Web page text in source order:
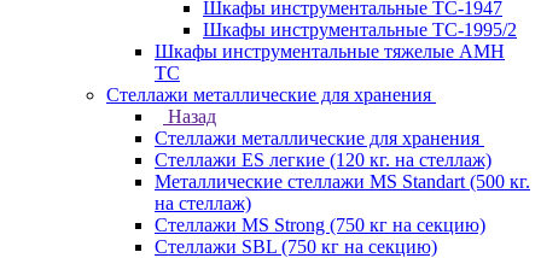
Шкафы инструментальные ТС-1947
Шкафы инструментальные ТС-1995/2
Шкафы инструментальные тяжелые AMH
TC
Стеллажи металлические для хранения
Назад
Стеллажи металлические для хранения
Стеллажи ES легкие (120 кг. на стеллаж)
Металлические стеллажи MS Standart (500 кг.
на стеллаж)
Стеллажи MS Strong (750 кг на секцию)
Стеллажи SBL (750 кг на секцию)